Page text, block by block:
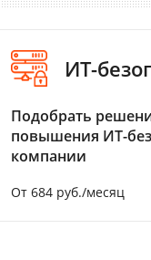
ИТ-
Подобрать
повышения ИТ-
компании
От 684 руб./месяц